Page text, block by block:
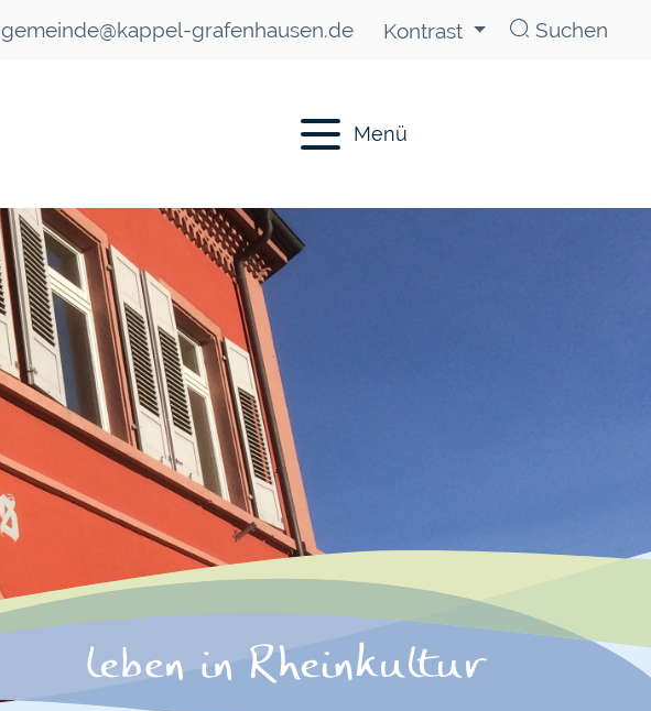
gemeinde@kappel-grafenhausen.de Kontrast Suchen
Menü